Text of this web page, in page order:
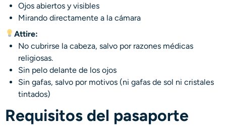
Ojos abiertos y visibles
Mirando directamente a la cámara
Attire:
No cubrirse la cabeza, salvo por razones médicas
religiosas.
Sin pelo delante de los ojos
Sin gafas, salvo por motivos (ni gafas de sol ni cristales
tintados)
Requisitos del pasaporte